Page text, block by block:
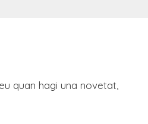
quan hagi una novetat,